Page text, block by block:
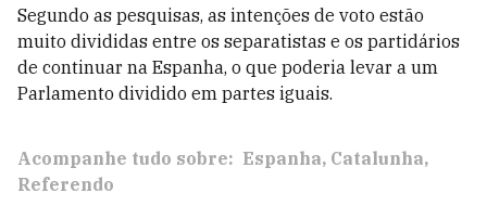
Segundo as pesquisas, as intenções de voto estão
muito divididas entre os separatistas e os partidários
de continuar na Espanha, o que poderia levar a um
Parlamento dividido em partes iguais.
Acompanhe tudo sobre: Espanha Catalunha
Referendo